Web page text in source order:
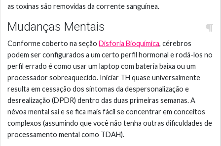
as toxinas são removidas da corrente sanguínea.
Mudanças Mentais
Conforme coberto na seçãoDisforia Bioquímica, cérebros
podem ser configurados a um certo perfil hormonal e rodá-los no
perfil errado é como usar um laptop com bateria baixa ou um
processador sobreaquecido. Iniciar TH quase universalmente
resulta em cessação dos sintomas da despersonalização e
desrealização (DPDR) dentro das duas primeiras semanas. A
névoa mental saí e se fica mais fácil se concentrar em conceitos
complexos (assumindo que você não tenha outras dificuldades de
processamento mental como TDAH).